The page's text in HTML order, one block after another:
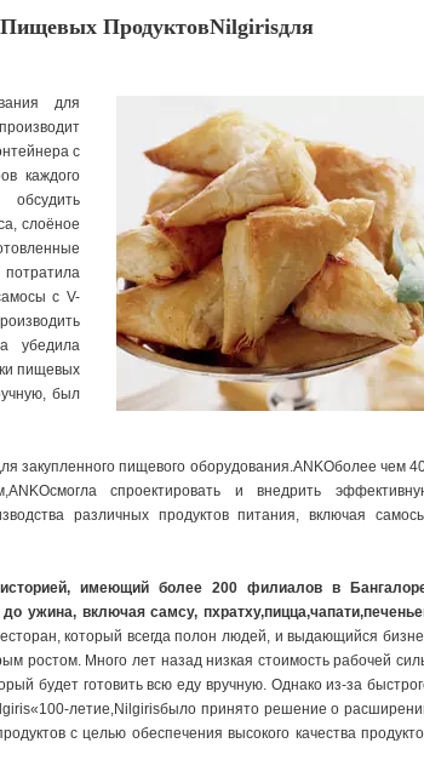
ПродуктовNilgirisдля
для
с
каждого
слоёное
с V-
убедила
пищевых
был
закупленного пищевого оборудования.ANKOболее чем
спроектировать и внедрить
различных продуктов питания, включая
имеющий более 200 филиалов в
ужина, включая самсу,
который всегда полон людей, и выдающийся
ростом. Много лет назад низкая стоимость рабочей
будет готовить всю еду вручную. Однако из-за
летие,Nilgirisбыло принято решение о
с целью обеспечения высокого качества